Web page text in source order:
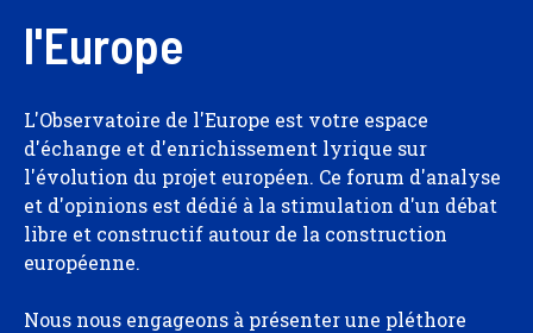
l'Europe
L'Observatoire de l'Europe est votre espace
d'échange et d'enrichissement lyrique sur
l'évolution du projet européen. Ce forum d'analyse
et d'opinions est dédié à la stimulation d'un débat
libre et constructif autour de la construction
européenne.
Nous nous engageons à présenter une pléthore